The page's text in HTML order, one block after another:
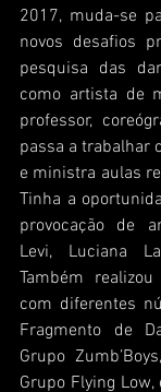
2017, muda-se
novos desafios
pesquisa das
como artista de
professor,
passa a trabalhar
e ministra aulas
Tinha a
provocação de
Levi, Luciana
Também
com diferentes
Fragmento de
Grupo
Grupo Flying